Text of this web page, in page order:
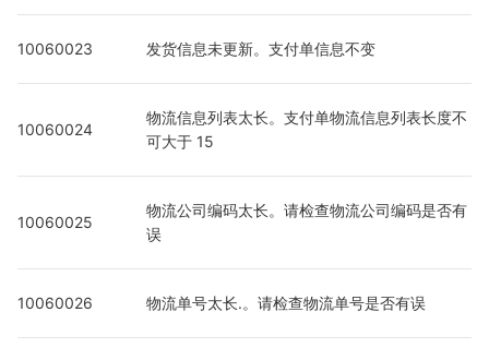
10060023 发货信息未更新。支付单信息不变
10060024
物流信息列表太长。支付单物流信息列表长度不
可大于 15
10060025
物流公司编码太长。请检查物流公司编码是否有
误
10060026 物流单号太长.。请检查物流单号是否有误